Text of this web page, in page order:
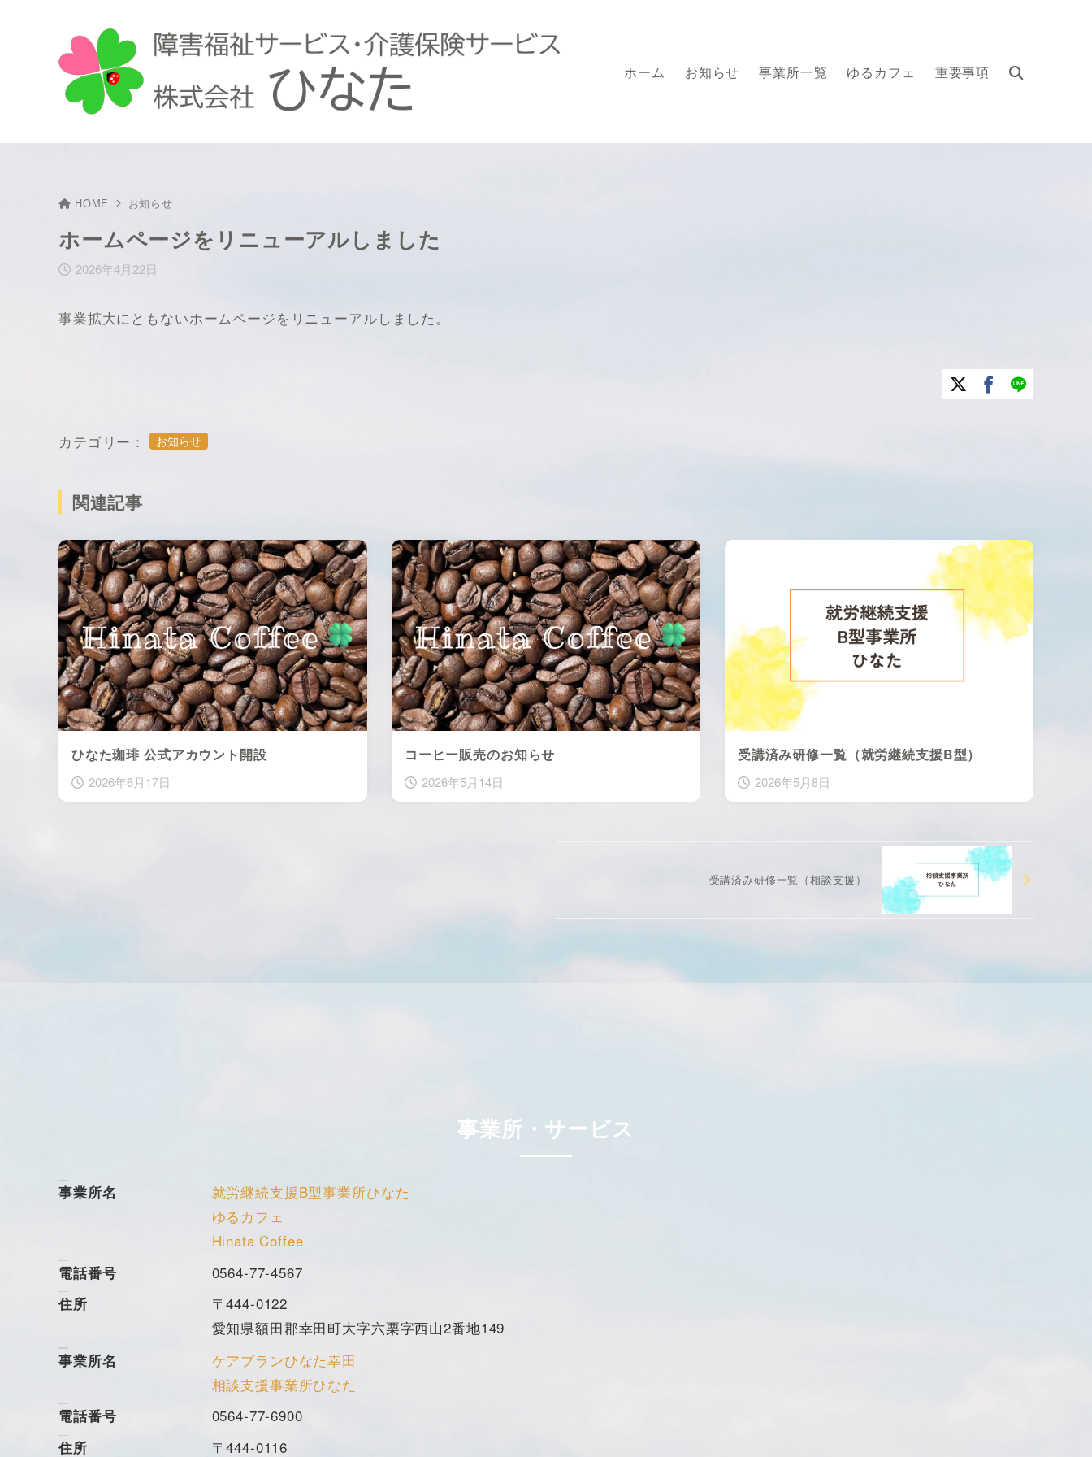
ホーム お知らせ 事業所一覧 ゆるカフェ 重要事項
HOME お知らせ
ホームページをリニューアルしました
2026年4月22日
事業拡大にともないホームページをリニューアルしました。
カテゴリー： お知らせ
関連記事
ひなた珈琲 公式アカウント開設
2026年6月17日
コーヒー販売のお知らせ
2026年5月14日
受講済み研修一覧（就労継続支援B型）
2026年5月8日
受講済み研修一覧（相談支援）
事業所・サービス
事業所名
就労継続支援B型事業所ひなた
ゆるカフェ
Hinata Coffee
電話番号 0564-77-4567
住所
〒444-0122
愛知県額田郡幸田町大字六栗字西山2番地149
事業所名
ケアプランひなた幸田
相談支援事業所ひなた
電話番号 0564-77-6900
住所 〒444-0116